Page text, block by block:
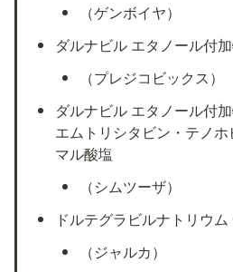
（ゲンボイヤ）
ダルナビル エタノール付
（プレジコビックス）
ダルナビル エタノール付
エムトリシタビン・テノ
マル酸塩
（シムツーザ）
ドルテグラビルナトリウ
（ジャルカ）